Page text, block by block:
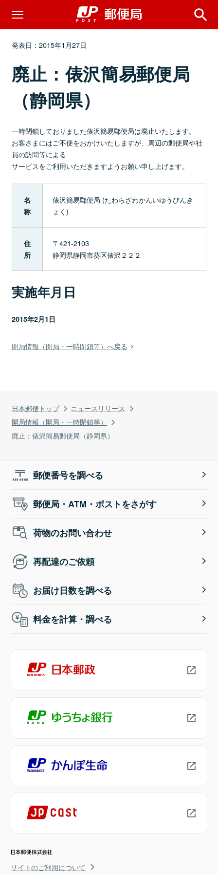
日本郵便トップ
ニュースリリース
開局情報（開局・一時閉鎖等）
廃止：俵沢簡易郵便局（静岡県）
発表日：2015年1月27日
廃止：俵沢簡易郵便局
（静岡県）
一時閉鎖しておりました俵沢簡易郵便局は廃止いたします。
お客さまにはご不便をおかけいたしますが、周辺の郵便局や社
員の訪問等による
サービスをご利用いただきますようお願い申し上げます。
名
称
俵沢簡易郵便局 (たわらざわかんいゆうびんき
ょく)
住
所
〒421-2103
静岡県静岡市葵区俵沢２２２
実施年月日
2015年2月1日
開局情報（開局・一時閉鎖等）へ戻る
郵便番号を調べる
郵便局・ATM・ポストをさがす
荷物のお問い合わせ
再配達のご依頼
お届け日数を調べる
料金を計算・調べる
サイトのご利用について